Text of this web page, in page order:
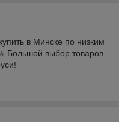
в Минске по низким
Большой выбор товаров